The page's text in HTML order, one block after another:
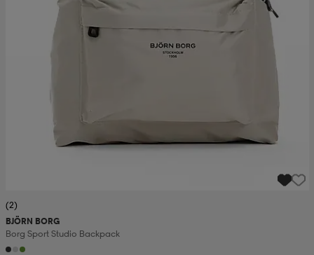
(2)
BJÖRN BORG
Borg Sport Studio Backpack